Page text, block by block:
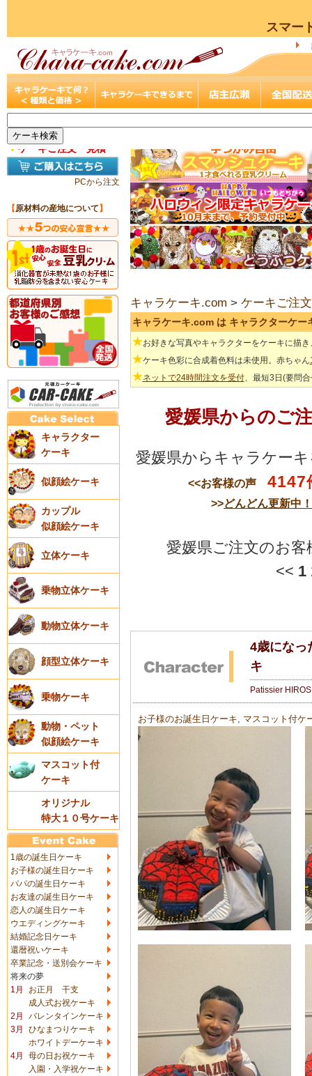
スマー
▼ケーキご注文・見積
PCから注文
【原材料の産地について 】
キャラクター
ケーキ
似顔絵ケーキ
カップル
似顔絵ケーキ
立体ケーキ
乗物立体ケーキ
動物立体ケーキ
顔型立体ケーキ
乗物ケーキ
動物・ペット
似顔絵ケーキ
マスコット付
ケーキ
オリジナル
特大１０号ケーキ
1歳の誕生日ケーキ
お子様の誕生日ケーキ
パパの誕生日ケーキ
お友達の誕生日ケーキ
恋人の誕生日ケーキ
ウエディングケーキ
結婚記念日ケーキ
還暦祝いケーキ
卒業記念・送別会ケーキ
将来の夢
1月
お正月 干支
成人式お祝ケーキ
2月
バレンタインケーキ
3月
ひなまつりケーキ
ホワイトデーケーキ
4月
母の日お祝ケーキ
入園・入学祝ケーキ
キャラケーキ.com > ケーキご注
キャラケーキ.com は キャラクターケー
★お好きな写真やキャラクターをケーキに描
★ケーキ色彩に合成着色料は未使用。赤ちゃん
★ネットで24時間注文を受付、最短3日(要問
愛媛県からのご
愛媛県からキャラケー
<<お客様の声 4147
>>どんどん更新中
愛媛県ご注文のお
<< 1
4歳になっ
キ
Patissier
お子様のお誕生日ケーキ マスコット付ケ